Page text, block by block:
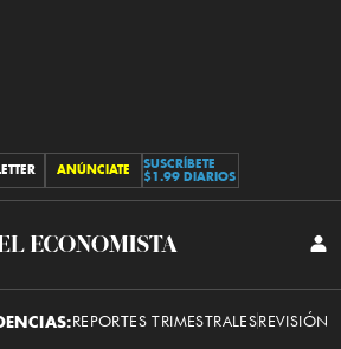
ANÚNCIATE
SUSCRÍBETE
$1.99 DIARIOS
El
REPORTES TRIMESTRALESREVISIÓN